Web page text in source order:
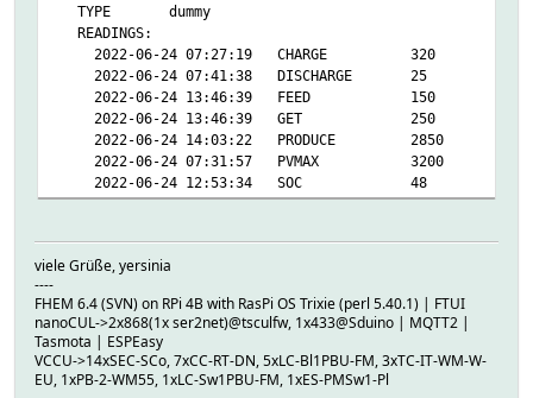
TYPE dummy
READINGS:
2022-06-24 07:27:19 CHARGE 320
2022-06-24 07:41:38 DISCHARGE 25
2022-06-24 13:46:39 FEED 150
2022-06-24 13:46:39 GET 250
2022-06-24 14:03:22 PRODUCE 2850
2022-06-24 07:31:57 PVMAX 3200
2022-06-24 12:53:34 SOC 48
viele Grüße, yersinia
----
FHEM 6.4 (SVN) on RPi 4B with RasPi OS Trixie (perl 5.40.1) | FTUI
nanoCUL->2x868(1x ser2net)@tsculfw, 1x433@Sduino | MQTT2 |
Tasmota | ESPEasy
VCCU->14xSEC-SCo, 7xCC-RT-DN, 5xLC-Bl1PBU-FM, 3xTC-IT-WM-W-
EU, 1xPB-2-WM55, 1xLC-Sw1PBU-FM, 1xES-PMSw1-Pl